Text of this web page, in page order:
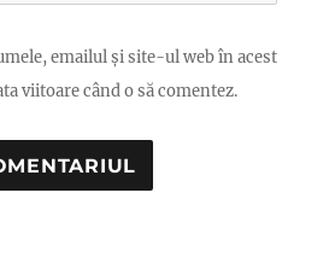
emailul și site-ul web în acest
viitoare când o să comentez.